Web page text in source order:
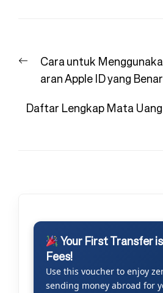
pos
Previous
post:
Cara untuk
aran Apple ID yang Benar
Daftar Lengkap Mata
Your First Transfer
Fees!
Use this voucher to enjoy
sending money abroad for